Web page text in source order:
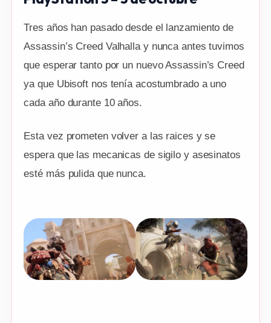
Tres años han pasado desde el lanzamiento de
Assassin’s Creed Valhalla y nunca antes tuvimos
que esperar tanto por un nuevo Assassin’s Creed
ya que Ubisoft nos tenía acostumbrado a uno
cada año durante 10 años.
Esta vez prometen volver a las raices y se
espera que las mecanicas de sigilo y asesinatos
esté más pulida que nunca.